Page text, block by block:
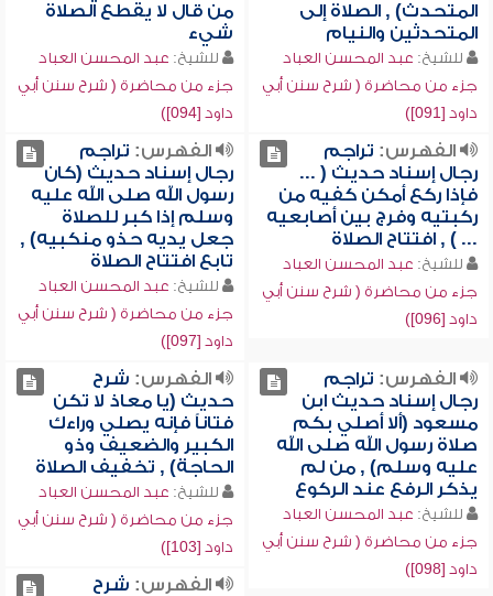
المتحدث) , الصلاة إلى
المتحدثين والنيام
للشيخ: عبد المحسن العباد
جزء من محاضرة ( شرح سنن أبي
داود [091])
من قال لا يقطع الصلاة
شيء
للشيخ: عبد المحسن العباد
جزء من محاضرة ( شرح سنن أبي
داود [094])
الفهرس: تراجم
رجال إسناد حديث ( ...
فإذا ركع أمكن كفيه من
ركبتيه وفرج بين أصابعيه
... ) , افتتاح الصلاة
للشيخ: عبد المحسن العباد
جزء من محاضرة ( شرح سنن أبي
داود [096])
الفهرس: تراجم
رجال إسناد حديث (كان
رسول الله صلى الله عليه
وسلم إذا كبر للصلاة
جعل يديه حذو منكبيه) ,
تابع افتتاح الصلاة
للشيخ: عبد المحسن العباد
جزء من محاضرة ( شرح سنن أبي
داود [097])
الفهرس: تراجم
رجال إسناد حديث ابن
مسعود (ألا أصلي بكم
صلاة رسول الله صلى الله
عليه وسلم) , من لم
يذكر الرفع عند الركوع
للشيخ: عبد المحسن العباد
جزء من محاضرة ( شرح سنن أبي
داود [098])
الفهرس: شرح
حديث (يا معاذ لا تكن
فتاناً فإنه يصلي وراءك
الكبير والضعيف وذو
الحاجة) , تخفيف الصلاة
للشيخ: عبد المحسن العباد
جزء من محاضرة ( شرح سنن أبي
داود [103])
الفهرس: شرح